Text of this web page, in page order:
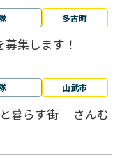
多古町
集します！
山武市
と暮らす街 さんむ